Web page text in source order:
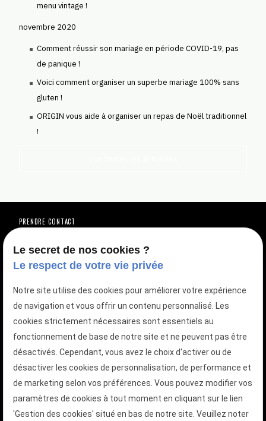
menu vintage !
novembre 2020
Comment réussir son mariage en période COVID-19, pas
de panique !
Voici comment organiser un superbe mariage 100% sans
gluten !
ORIGIN vous aide à organiser un repas de Noël traditionnel
!
PRENDRE CONTACT
Vous êtes intéressé(e) par une de nos
prestations ?
TÉLÉPHONEZ AU
01 88 24 23 12
Votre devis en quelques clics
Le secret de nos cookies ?
Le respect de votre vie privée
Notre site utilise des cookies pour améliorer votre expérience
de navigation et vous offrir un contenu personnalisé. Les
cookies strictement nécessaires sont essentiels au
fonctionnement de base de notre site et ne peuvent pas être
désactivés. Cependant, vous avez le choix d'activer ou de
désactiver les cookies de personnalisation, de performance et
de marketing selon vos préférences. Vous pouvez modifier vos
paramètres de cookies à tout moment en cliquant sur le lien
'Gestion des cookies' situé en bas de notre site. Veuillez noter